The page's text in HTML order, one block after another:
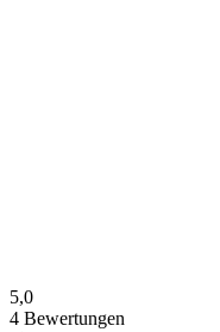
5,0
4 Bewertungen